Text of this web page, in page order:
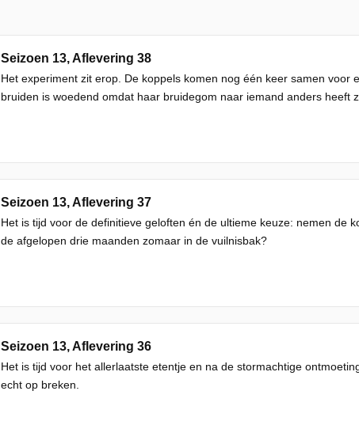
Seizoen 13, Aflevering 38
Het experiment zit erop. De koppels komen nog één keer samen
bruiden is woedend omdat haar bruidegom naar iemand anders heeft
Seizoen 13, Aflevering 37
Het is tijd voor de definitieve geloften én de ultieme keuze: nemen de
de afgelopen drie maanden zomaar in de vuilnisbak?
Seizoen 13, Aflevering 36
Het is tijd voor het allerlaatste etentje en na de stormachtige
echt op breken.